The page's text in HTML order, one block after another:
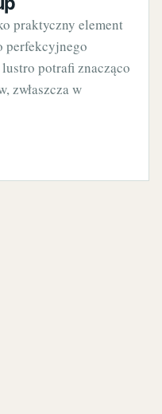
praktyczny element
perfekcyjnego
potrafi znacząco
zwłaszcza w